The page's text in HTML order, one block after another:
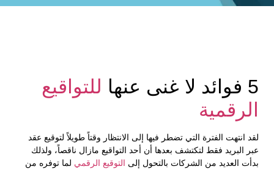
5 فوائد لا غنى عنها
للتواقيع
الرقمية
لقد انتهت الفترة التي تضطر فيها إلى الانتظار وقتاً طويلاً لتوقيع عقد
عبر البريد فقط لتكتشف بعدها أن أحد التواقيع مازال ناقصاً، ولذلك
بدأت العديد من الشركات بالتحول إلى التوقيع الرقمي لما توفره من